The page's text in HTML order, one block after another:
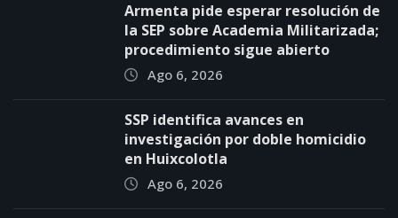
Armenta pide esperar resolución de
la SEP sobre Academia Militarizada;
procedimiento sigue abierto
Ago 6, 2026
SSP identifica avances en
investigación por doble homicidio
en Huixcolotla
Ago 6, 2026